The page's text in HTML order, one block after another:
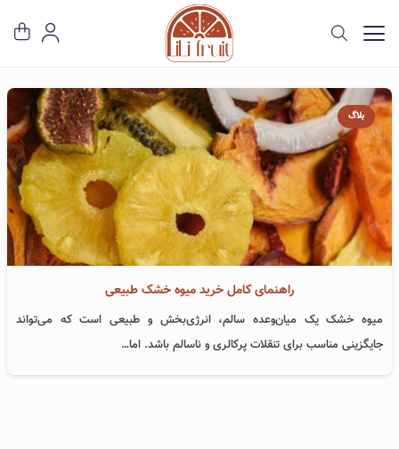
بلاگ
راهنمای کامل خرید میوه خشک طبیعی
میوه خشک یک میان‌وعده سالم، انرژی‌بخش و طبیعی است که می‌تواند
جایگزینی مناسب برای تنقلات پرکالری و ناسالم باشد. اما…